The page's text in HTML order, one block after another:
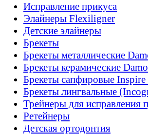
Исправление прикуса
Элайнеры Flexiligner
Детские элайнеры
Брекеты
Брекеты металлические
Брекеты керамические
Брекеты сапфировые Inspire
Брекеты лингвальные
Трейнеры для исправления
Ретейнеры
Детская ортодонтия